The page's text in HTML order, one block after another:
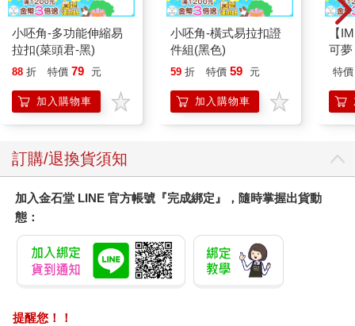
小呸角-多功能伸縮易
拉扣(菜頭君-黑)
88 折 特價 79 元
加入購物車
小呸角-橫式易拉扣證
件組(黑色)
59 折 特價 59 元
加入購物車
【
可
特價
訂購/退換貨須知
加入金石堂 LINE 官方帳號『完成綁定』，隨時掌握出貨動
態：
提醒您！！